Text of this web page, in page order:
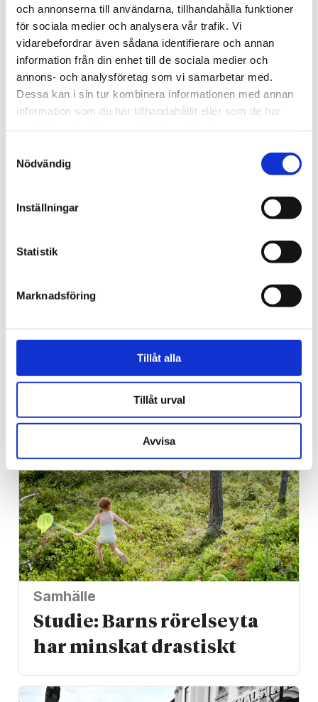
och annonserna till användarna, tillhandahålla funktioner
för sociala medier och analysera vår trafik. Vi
vidarebefordrar även sådana identifierare och annan
information från din enhet till de sociala medier och
annons- och analysföretag som vi samarbetar med.
Dessa kan i sin tur kombinera informationen med annan
information som du har tillhandahållit eller som de har
Nödvändig
Inställningar
Statistik
Marknadsföring
Tillåt alla
Tillåt urval
Avvisa
Vardag
Blygsam bidrags­höjning
att vänta nästa år
Webb-tv
Han blev av med jobbet på
grund av facket
Samhälle
Studie: Barns rörelseyta
har minskat drastiskt